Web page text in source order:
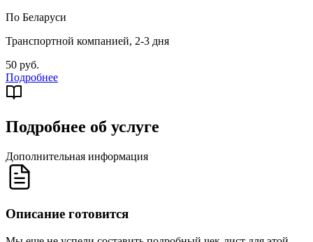
По Беларуси
Транспортной компанией, 2-3 дня
50 руб.
Подробнее
Подробнее об услуге
Дополнительная информация
Описание готовится